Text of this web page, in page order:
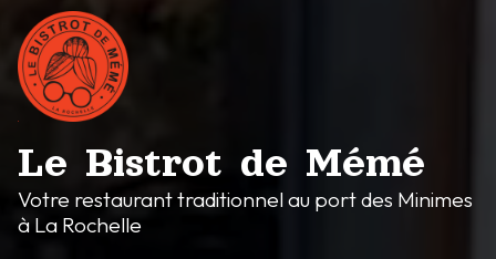
Le Bistrot de Mémé
Votre restaurant traditionnel au port des Minimes
à La Rochelle